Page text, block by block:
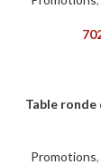
AJOUTER AU
Table ronde
Promotions